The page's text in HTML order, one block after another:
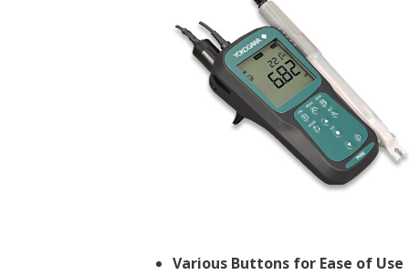
Various Buttons for Ease of Use